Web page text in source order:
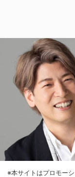
※本サイトはプロモー